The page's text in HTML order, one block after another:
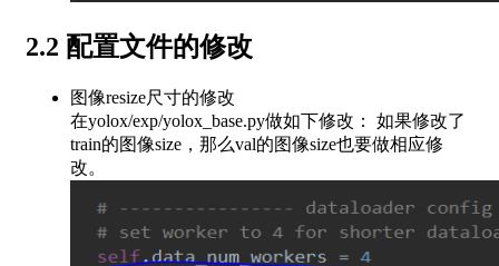
2.2 配置文件的修改
图像resize尺寸的修改
在yolox/exp/yolox_base.py做如下修改： 如果修改了
train的图像size，那么val的图像size也要做相应修
改。